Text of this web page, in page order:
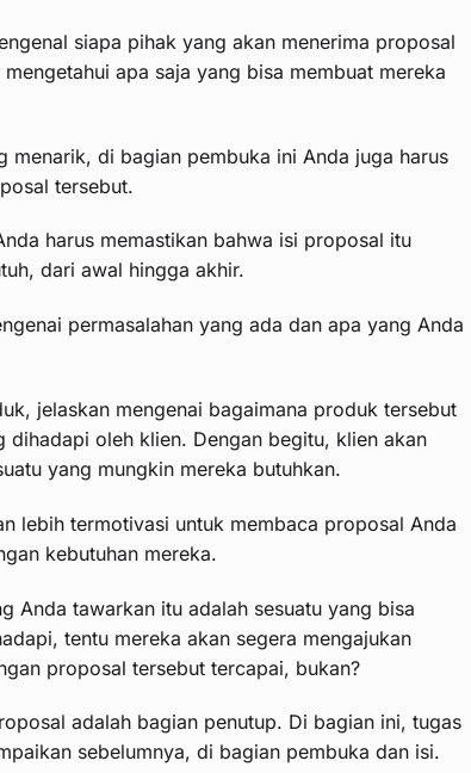
siapa pihak yang akan menerima proposal
apa saja yang bisa membuat mereka
menarik, di bagian pembuka ini Anda juga harus
tersebut.
harus memastikan bahwa isi proposal itu
dari awal hingga akhir.
permasalahan yang ada dan apa yang Anda
jelaskan mengenai bagaimana produk tersebut
oleh klien. Dengan begitu, klien akan
yang mungkin mereka butuhkan.
lebih termotivasi untuk membaca proposal Anda
kebutuhan mereka.
Anda tawarkan itu adalah sesuatu yang bisa
tentu mereka akan segera mengajukan
proposal tersebut tercapai, bukan?
adalah bagian penutup. Di bagian ini, tugas
sebelumnya, di bagian pembuka dan isi.